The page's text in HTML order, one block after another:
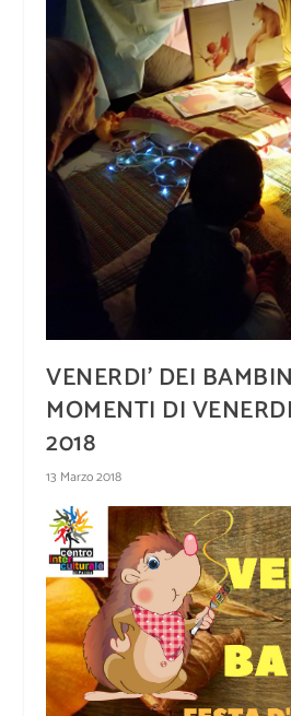
VENERDI’ DEI
MOMENTI DI
2018
13 Marzo 2018